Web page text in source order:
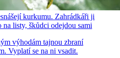
kurkumu. Zahrádkáři ji
listy, škůdci odejdou sami
výhodám tajnou zbraní
Vyplatí se na ni vsadit.